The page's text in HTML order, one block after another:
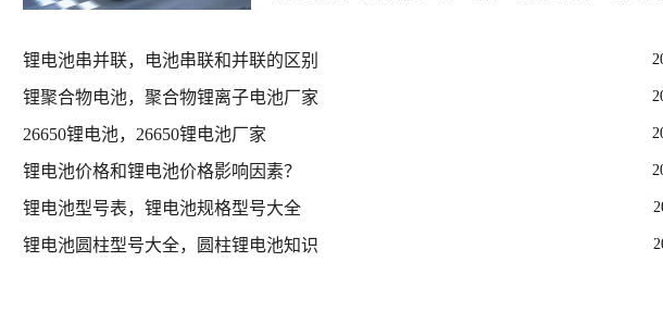
锂电池串并联，电池串联和并联的区别
锂聚合物电池，聚合物锂离子电池厂家
26650锂电池，26650锂电池厂家
锂电池价格和锂电池价格影响因素？
锂电池型号表，锂电池规格型号大全
锂电池圆柱型号大全，圆柱锂电池知识